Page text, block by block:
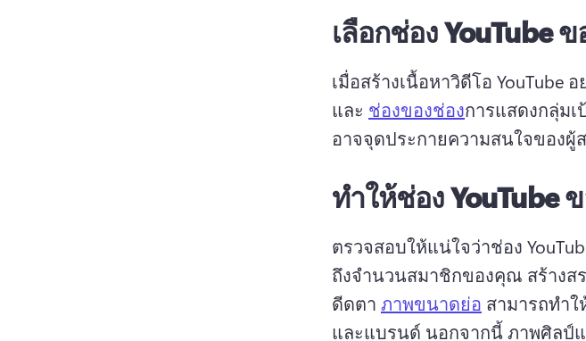
เลือกช่อง YouTube
เมื่อสร้างเนื้อหาวิดีโอ
และ ช่องของช่องการแสดงกลุ่ม
อาจจุดประกายความสนใจของ
ทําให้ช่อง YouTube
ตรวจสอบให้แน่ใจว่าช่อง
ถึงจํานวนสมาชิกของคุณ สร้าง
ดีดตา ภาพขนาดย่อ สามารถทํา
และแบรนด์ นอกจากนี้ ภาพศิลป์